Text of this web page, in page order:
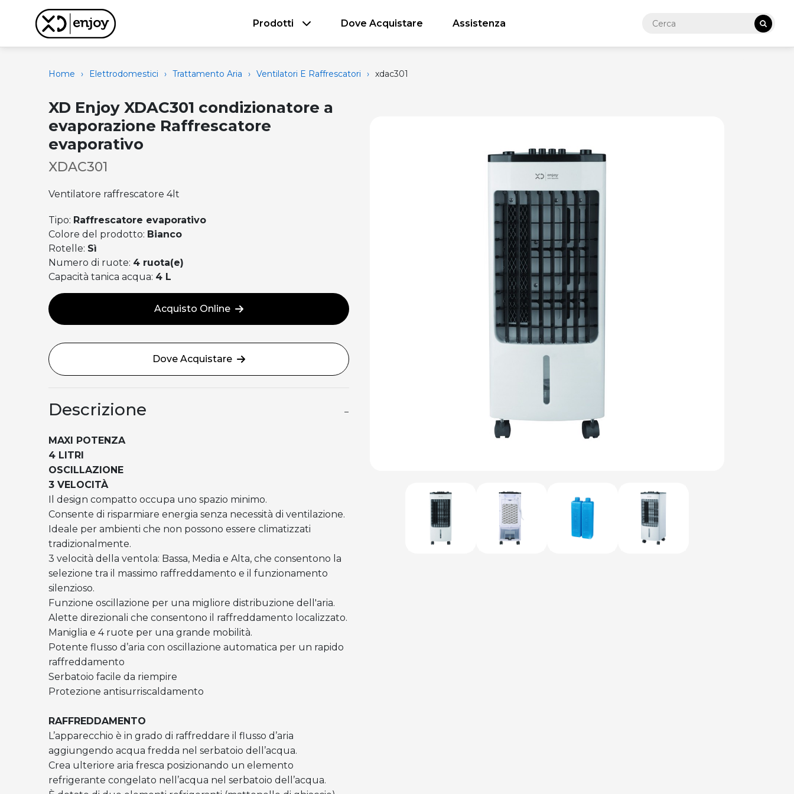
Prodotti Dove Acquistare Assistenza
Home › Elettrodomestici › Trattamento Aria › Ventilatori E Raffrescatori › xdac301
XD Enjoy XDAC301 condizionatore a
evaporazione Raffrescatore
evaporativo
XDAC301
Ventilatore raffrescatore 4lt
Tipo: Raffrescatore evaporativo
Colore del prodotto: Bianco
Rotelle: Sì
Numero di ruote: 4 ruota(e)
Capacità tanica acqua: 4 L
Acquisto Online
Dove Acquistare
Descrizione −
MAXI POTENZA
4 LITRI
OSCILLAZIONE
3 VELOCITÀ
Il design compatto occupa uno spazio minimo.
Consente di risparmiare energia senza necessità di ventilazione.
Ideale per ambienti che non possono essere climatizzati
tradizionalmente.
3 velocità della ventola: Bassa, Media e Alta, che consentono la
selezione tra il massimo raffreddamento e il funzionamento
silenzioso.
Funzione oscillazione per una migliore distribuzione dell'aria.
Alette direzionali che consentono il raffreddamento localizzato.
Maniglia e 4 ruote per una grande mobilità.
Potente flusso d’aria con oscillazione automatica per un rapido
raffreddamento
Serbatoio facile da riempire
Protezione antisurriscaldamento
RAFFREDDAMENTO
L’apparecchio è in grado di raffreddare il flusso d’aria
aggiungendo acqua fredda nel serbatoio dell’acqua.
Crea ulteriore aria fresca posizionando un elemento
refrigerante congelato nell’acqua nel serbatoio dell’acqua.